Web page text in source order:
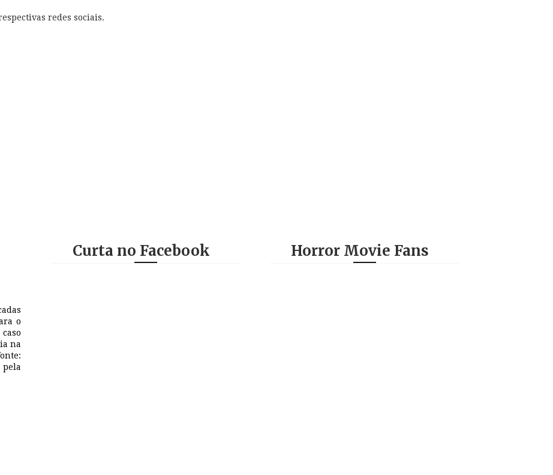
redes sociais.
o
na
Curta no Facebook Horror Movie Fans